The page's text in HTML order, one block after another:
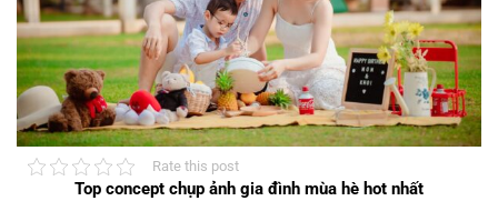
Rate this post
Top concept chụp ảnh gia đình mùa hè hot nhất